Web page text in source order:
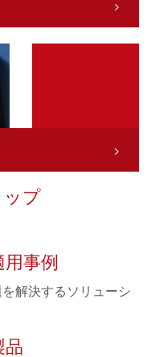
プ
事例
解決するソリューシ
品